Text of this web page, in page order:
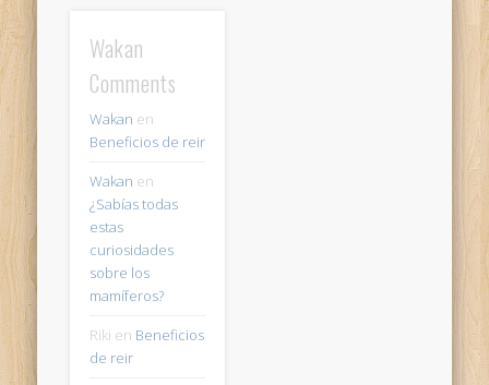
Wakan
Comments
Wakan en
Beneficios de reir
Wakan en
¿Sabías todas
estas
curiosidades
sobre los
mamíferos?
Riki en Beneficios
de reir